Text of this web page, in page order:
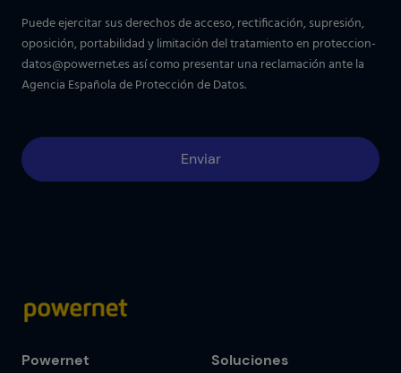
Puede ejercitar sus derechos de acceso, rectificación, supresión,
oposición, portabilidad y limitación del tratamiento en proteccion-
datos@powernet.esasí como presentar una reclamación ante la
Agencia Española de Protección de Datos.
Powernet Soluciones